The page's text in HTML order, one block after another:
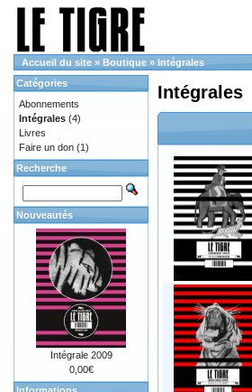
Accueil du site » Boutique » Intégrales
Intégrales
Catégories
Abonnements
Intégrales (4)
Livres
Faire un don (1)
Recherche
Nouveautés
Intégrale 2009
0,00€